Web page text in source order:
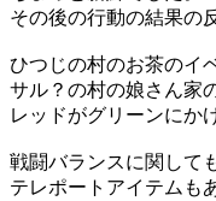
その後の行動の結果の
ひつじの村のお茶のイ
サル？の村の娘さん家
レッドがグリーンにか
戦闘バランスに関して
テレポートアイテムも